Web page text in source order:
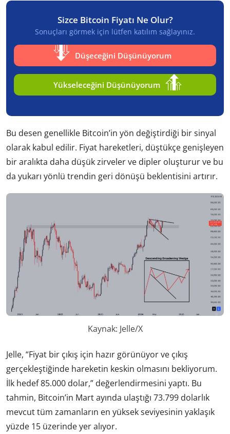
Sizce Bitcoin Fiyatı Ne Olur?
Sonuçları görmek için lütfen katılım sağlayınız.
Düşeceğini Düşünüyorum
Yükseleceğini Düşünüyorum
Bu desen genellikle Bitcoin’in yön değiştirdiği bir sinyal
olarak kabul edilir. Fiyat hareketleri, düştükçe genişleyen
bir aralıkta daha düşük zirveler ve dipler oluşturur ve bu
da yukarı yönlü trendin geri dönüşü beklentisini artırır.
Kaynak: Jelle/X
Jelle, “Fiyat bir çıkış için hazır görünüyor ve çıkış
gerçekleştiğinde hareketin keskin olmasını bekliyorum.
İlk hedef 85.000 dolar,” değerlendirmesini yaptı. Bu
tahmin, Bitcoin’in Mart ayında ulaştığı 73.799 dolarlık
mevcut tüm zamanların en yüksek seviyesinin yaklaşık
yüzde 15 üzerinde yer alıyor.